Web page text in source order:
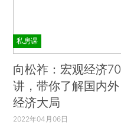
私房课
向松祚：宏观经济70
讲，带你了解国内外
经济大局
2022年04月06日